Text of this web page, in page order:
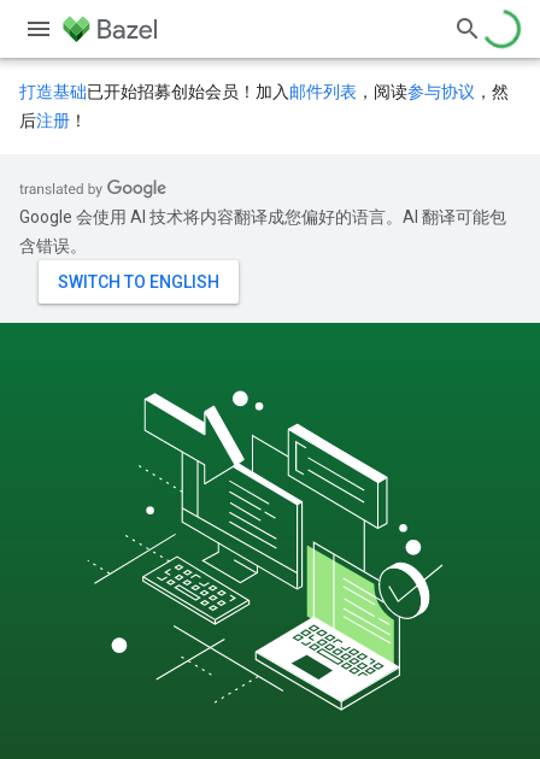
打造基础已开始招募创始会员！加入 邮件列表 ，阅读参与协议 ，然
后注册 ！
Google 会使用 AI 技术将内容翻译成您偏好的语言。AI 翻译可能包
含错误。